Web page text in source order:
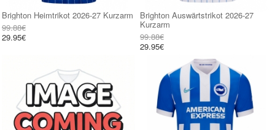
Brighton Heimtrikot 2026-27 Kurzarm
99.88€
29.95€
Brighton Auswärtstrikot 2026-27
Kurzarm
99.88€
29.95€